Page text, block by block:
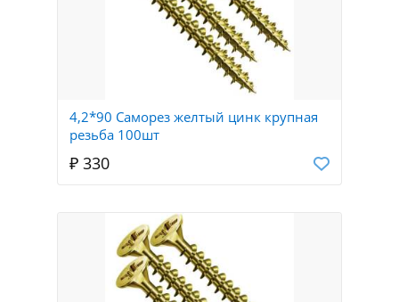
4,2*90 Саморез желтый цинк крупная
резьба 100шт
₽ 330